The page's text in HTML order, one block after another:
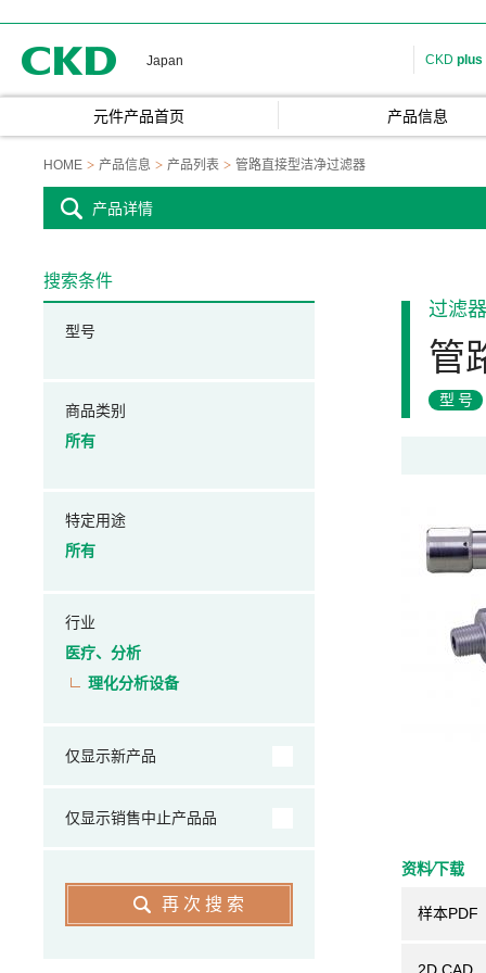
Japan CKD plus
元件产品首页 产品信息
HOME 产品信息 产品列表 管路直接型洁净过滤器
产品详情
过滤器
管
型号
资料⁄下载
样本PDF
搜索条件
型号
商品类别
所有
特定用途
所有
行业
医疗、分析
理化分析设备
仅显示新产品
仅显示销售中止产品品
再次搜索